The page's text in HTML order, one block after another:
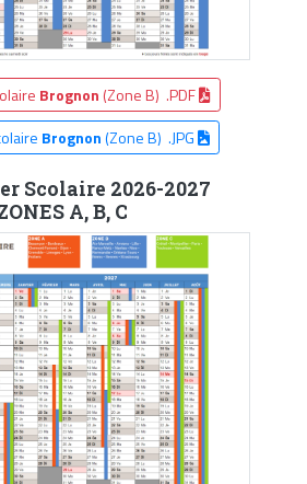
Brognon (Zone B) .PDF
Brognon(Zone B) .JPG
Scolaire 2026-2027
A, B, C